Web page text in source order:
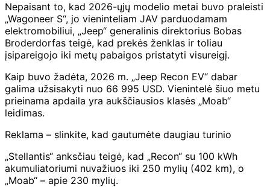
Nepaisant to, kad 2026-ųjų modelio metai buvo praleisti
„Wagoneer S“, jo vieninteliam JAV parduodamam
elektromobiliui, „Jeep“ generalinis direktorius Bobas
Broderdorfas teigė, kad prekės ženklas ir toliau
įsipareigojo iki metų pabaigos pristatyti visureigį.
Kaip buvo žadėta, 2026 m. „Jeep Recon EV“ dabar
galima užsisakyti nuo 66 995 USD. Vienintelė šiuo metu
prieinama apdaila yra aukščiausios klasės „Moab“
leidimas.
Reklama – slinkite, kad gautumėte daugiau turinio
„Stellantis“ anksčiau teigė, kad „Recon“ su 100 kWh
akumuliatoriumi nuvažiuos iki 250 mylių (402 km), o
„Moab“ – apie 230 mylių.